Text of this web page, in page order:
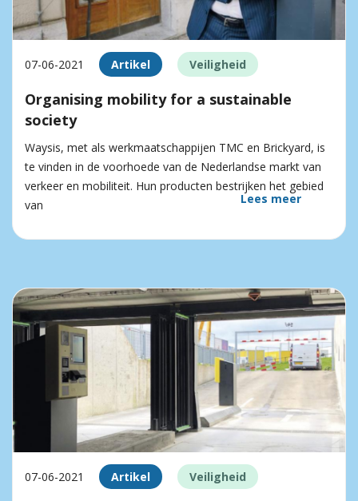
07-06-2021 Artikel Veiligheid
Organising mobility for a sustainable
society
Waysis, met als werkmaatschappijen TMC en Brickyard, is
te vinden in de voorhoede van de Nederlandse markt van
verkeer en mobiliteit. Hun producten bestrijken het gebied
van
Lees meer
07-06-2021 Artikel Veiligheid